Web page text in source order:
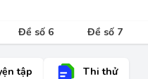
Đề số 6 Đề số 7
tập Thi thử